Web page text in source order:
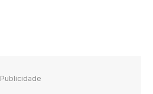
Publicidade